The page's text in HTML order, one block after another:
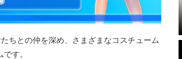
ちとの仲を深め、さまざまなコスチューム
す。